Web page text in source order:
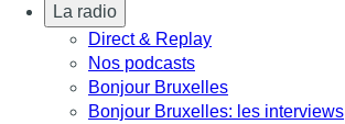
La radio
Direct & Replay
Nos podcasts
Bonjour Bruxelles
Bonjour Bruxelles: les interviews